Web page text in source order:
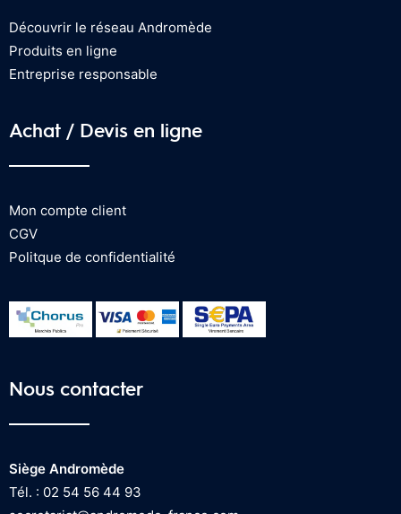
Découvrir le réseau Andromède
Produits en ligne
Entreprise responsable
Achat / Devis en ligne
Mon compte client
CGV
Politque de confidentialité
Nous contacter
Siège Andromède
Tél. : 02 54 56 44 93